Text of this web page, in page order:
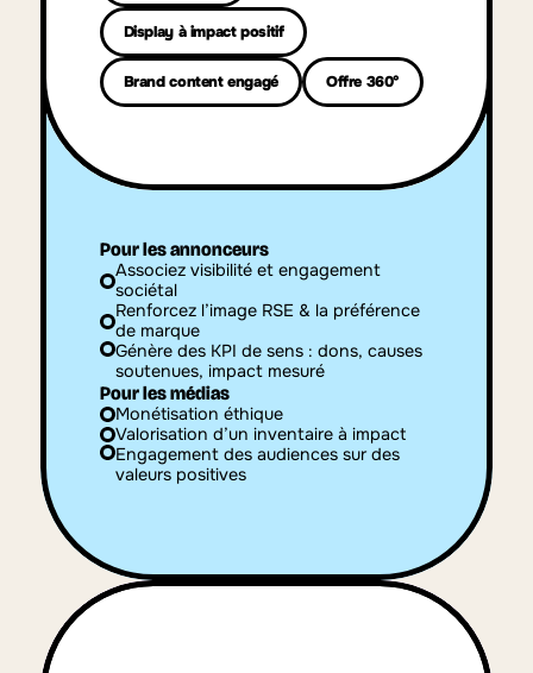
Display à impact positif
Brand content engagé Offre 360°
Pour les annonceurs
Associez visibilité et engagement
sociétal
Renforcez l’image RSE & la préférence
de marque
Génère des KPI de sens : dons, causes
soutenues, impact mesuré
Pour les médias
Monétisation éthique
Valorisation d’un inventaire à impact
Engagement des audiences sur des
valeurs positives